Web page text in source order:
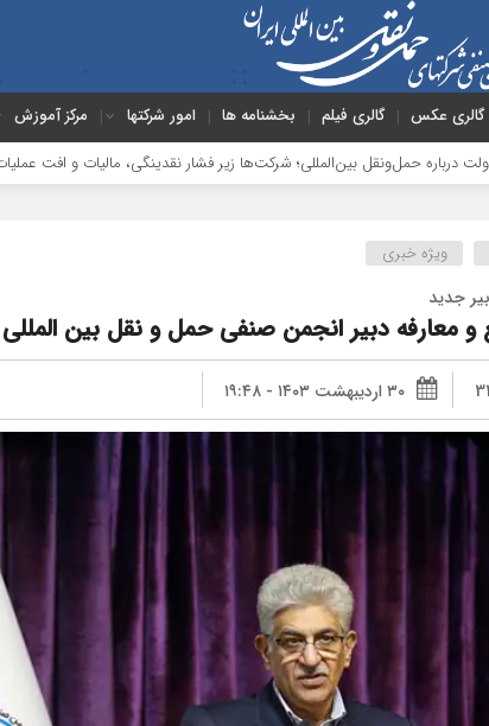
گالری عکس گالری فیلم بخشنامه ها امور شرکتها مرکز آموزش
بین‌المللی؛ شرکت‌ها زیر فشار نقدینگی، مالیات و افت عملیات
ویژه خبری
جدید
و معارفه دبیر انجمن صنفی حمل و نقل بین المللی
۳۰ اردیبهشت ۱۴۰۳ - ۱۹:۴۸